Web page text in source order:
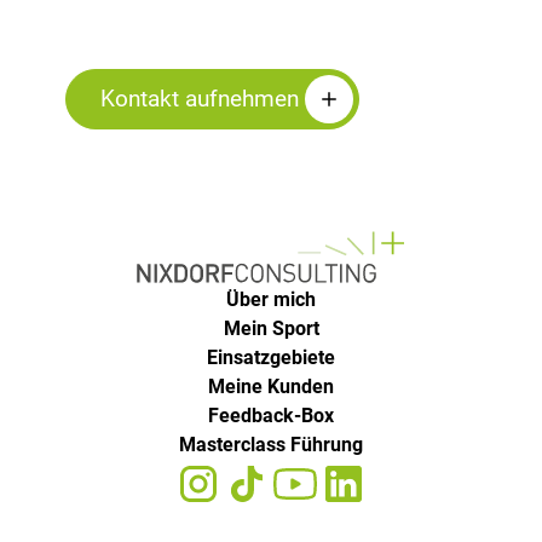
Kontakt aufnehmen
Über mich
Mein Sport
Einsatzgebiete
Meine Kunden
Feedback-Box
Masterclass Führung